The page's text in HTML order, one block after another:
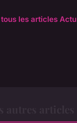
les articles Actu